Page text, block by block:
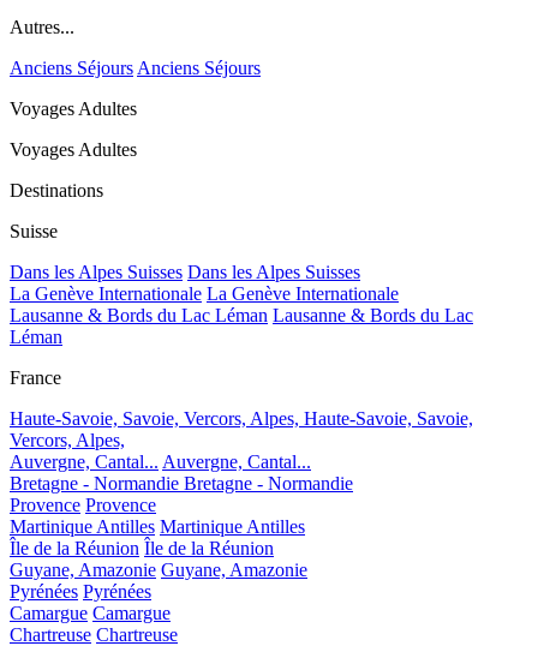
Autres...
Anciens SéjoursAnciens Séjours
Voyages Adultes
Voyages Adultes
Destinations
Suisse
Dans les Alpes Suisses Dans les Alpes Suisses
La Genève Internationale La Genève Internationale
Lausanne & Bords du Lac Léman Lausanne & Bords du Lac
Léman
France
Haute-Savoie, Savoie, Vercors, Alpes, Haute-Savoie, Savoie,
Vercors, Alpes,
Auvergne, Cantal... Auvergne, Cantal...
Bretagne - Normandie Bretagne - Normandie
Provence Provence
Martinique Antilles Martinique Antilles
Île de la Réunion Île de la Réunion
Guyane, Amazonie Guyane, Amazonie
Pyrénées Pyrénées
Camargue Camargue
Chartreuse Chartreuse